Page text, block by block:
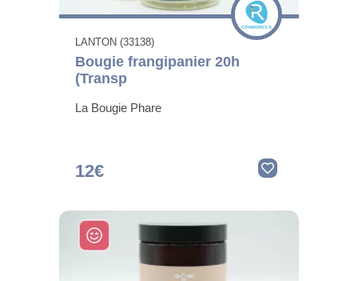
LANTON (33138)
Bougie frangipanier 20h
(Transp
La Bougie Phare
12€